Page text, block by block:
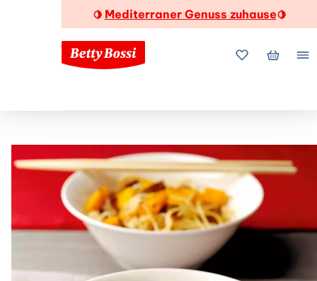
🍋 Mediterraner Genuss zuhause🍋
MeineMein